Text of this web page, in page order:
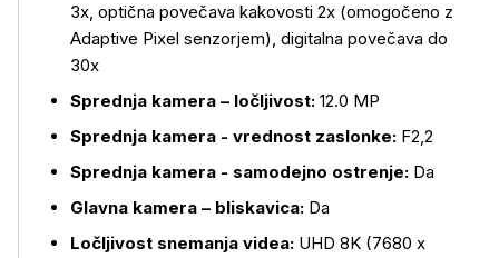
3x, optična povečava kakovosti 2x (omogočeno z
Adaptive Pixel senzorjem), digitalna povečava do
30x
Sprednja kamera – ločljivost: 12.0 MP
Sprednja kamera - vrednost zaslonke: F2,2
Sprednja kamera - samodejno ostrenje: Da
Glavna kamera – bliskavica: Da
Ločljivost snemanja videa: UHD 8K (7680 x